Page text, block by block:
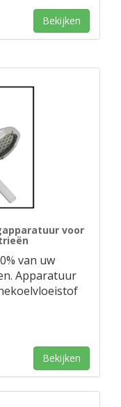
Bekijken
voor
van uw
Apparatuur
Bekijken